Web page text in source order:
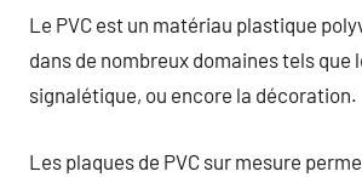
Le PVC est un matériau plastique
dans de nombreux domaines tels que
signalétique, ou encore la décoration.
Les plaques de PVC sur mesure